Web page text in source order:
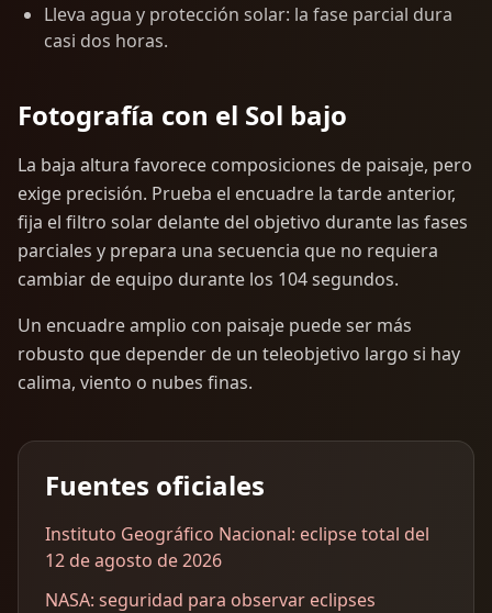
Lleva agua y protección solar: la fase parcial dura
casi dos horas.
Fotografía con el Sol bajo
La baja altura favorece composiciones de paisaje, pero
exige precisión. Prueba el encuadre la tarde anterior,
fija el filtro solar delante del objetivo durante las fases
parciales y prepara una secuencia que no requiera
cambiar de equipo durante los 104 segundos.
Un encuadre amplio con paisaje puede ser más
robusto que depender de un teleobjetivo largo si hay
calima, viento o nubes finas.
Fuentes oficiales
Instituto Geográfico Nacional: eclipse total del
12 de agosto de 2026
NASA: seguridad para observar eclipses